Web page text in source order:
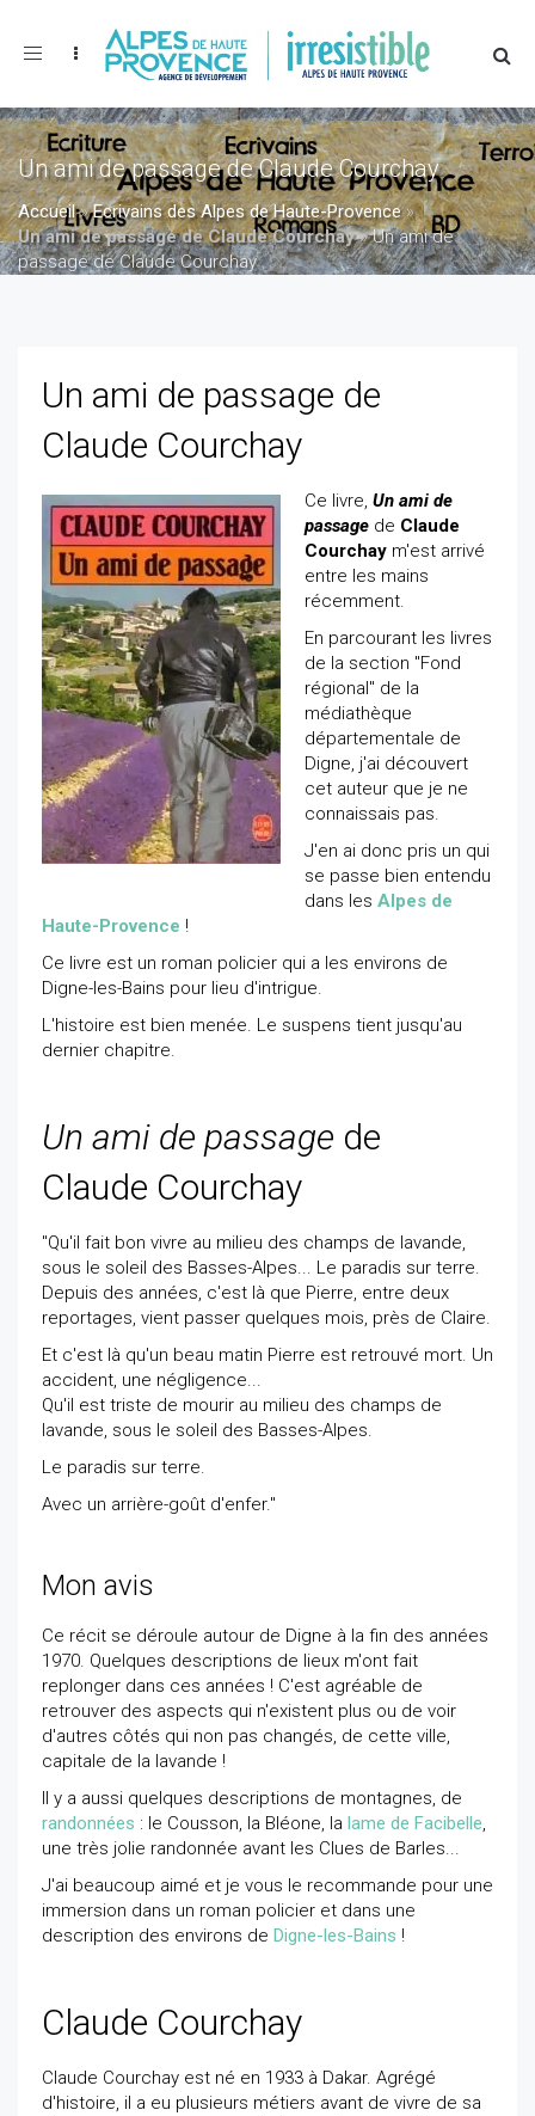
Toggle
Un ami de passage de Claude Courchay
Accueil»Ecrivains des Alpes de Haute-Provence»
Un ami de passage de Claude Courchay»Un ami de
passage de Claude Courchay
Un ami de passage de
Claude Courchay
Ce livre, Un ami de
passage de Claude
Courchay m'est arrivé
entre les mains
récemment.
En parcourant les livres
de la section "Fond
régional" de la
médiathèque
départementale de
Digne, j'ai découvert
cet auteur que je ne
connaissais pas.
J'en ai donc pris un qui
se passe bien entendu
dans les Alpes de
Haute-Provence !
Ce livre est un roman policier qui a les environs de
Digne-les-Bains pour lieu d'intrigue.
L'histoire est bien menée. Le suspens tient jusqu'au
dernier chapitre.
Un ami de passage de
Claude Courchay
"Qu'il fait bon vivre au milieu des champs de lavande,
sous le soleil des Basses-Alpes... Le paradis sur terre.
Depuis des années, c'est là que Pierre, entre deux
reportages, vient passer quelques mois, près de Claire.
Et c'est là qu'un beau matin Pierre est retrouvé mort. Un
accident, une négligence...
Qu'il est triste de mourir au milieu des champs de
lavande, sous le soleil des Basses-Alpes.
Le paradis sur terre.
Avec un arrière-goût d'enfer."
Mon avis
Ce récit se déroule autour de Digne à la fin des années
1970. Quelques descriptions de lieux m'ont fait
replonger dans ces années ! C'est agréable de
retrouver des aspects qui n'existent plus ou de voir
d'autres côtés qui non pas changés, de cette ville,
capitale de la lavande !
Il y a aussi quelques descriptions de montagnes, de
randonnées : le Cousson, la Bléone, la lame de Facibelle,
une très jolie randonnée avant les Clues de Barles...
J'ai beaucoup aimé et je vous le recommande pour une
immersion dans un roman policier et dans une
description des environs de Digne-les-Bains !
Claude Courchay
Claude Courchay est né en 1933 à Dakar. Agrégé
d'histoire, il a eu plusieurs métiers avant de vivre de sa